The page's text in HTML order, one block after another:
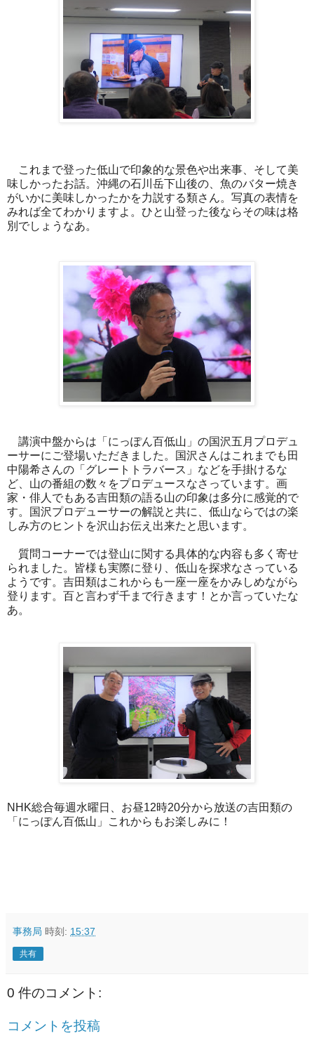
これまで登った低山で印象的な景色や出来事、そして美
味しかったお話。沖縄の石川岳下山後の、魚のバター焼き
がいかに美味しかったかを力説する類さん。写真の表情を
みれば全てわかりますよ。ひと山登った後ならその味は格
別でしょうなあ。
講演中盤からは「にっぽん百低山」の国沢五月プロデュ
ーサーにご登場いただきました。国沢さんはこれまでも田
中陽希さんの「グレートトラバース」などを手掛けるな
ど、山の番組の数々をプロデュースなさっています。画
家・俳人でもある吉田類の語る山の印象は多分に感覚的で
す。国沢プロデューサーの解説と共に、低山ならではの楽
しみ方のヒントを沢山お伝え出来たと思います。
質問コーナーでは登山に関する具体的な内容も多く寄せ
られました。皆様も実際に登り、低山を探求なさっている
ようです。吉田類はこれからも一座一座をかみしめながら
登ります。百と言わず千まで行きます！とか言っていたな
あ。
NHK総合毎週水曜日、お昼12時20分から放送の吉田類の
「にっぽん百低山」これからもお楽しみに！
事務局 時刻: 15:37
共有
0 件のコメント:
コメントを投稿